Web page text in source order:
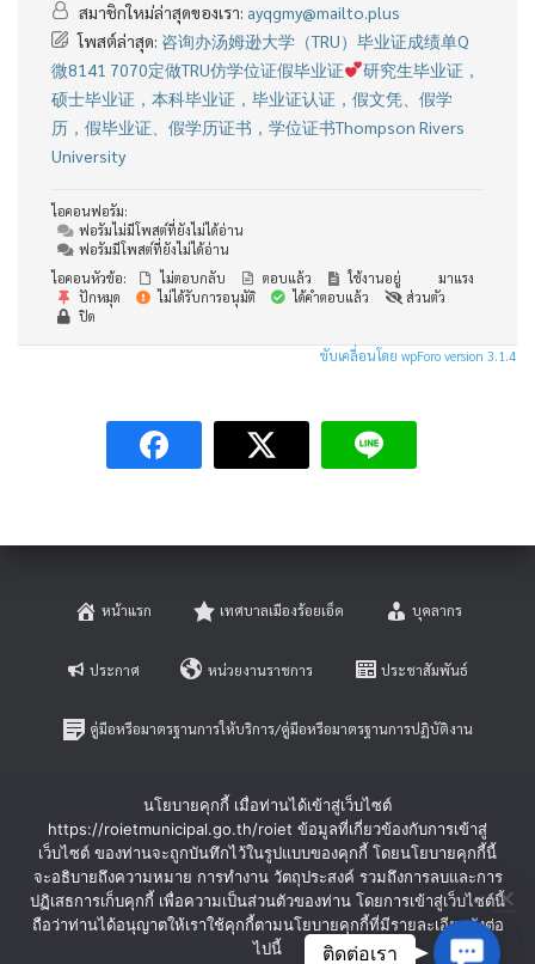
สมาชิกใหม่ล่าสุดของเรา: ayqgmy@mailto.plus
โพสต์ล่าสุด: 咨询办汤姆逊大学（TRU）毕业证成绩单Q
微8141 7070定做TRU仿学位证假毕业证
研究生毕业证，
硕士毕业证，本科毕业证，毕业证认证，假文凭、假学
历，假毕业证、假学历证书，学位证书Thompson Rivers
University
ไอคอนฟอรัม:
ฟอรัมไม่มีโพสต์ที่ยังไม่ได้อ่าน
ฟอรัมมีโพสต์ที่ยังไม่ได้อ่าน
ไอคอนหัวข้อ:
ไม่ตอบกลับ ตอบแล้ว ใช้งานอยู่
มาแรง
ปักหมุด
ไม่ได้รับการอนุมัติ ได้คำตอบแล้ว
ส่วนตัว
ปิด
ขับเคลื่อนโดย wpForo version 3.1.4
หน้าแรก เทศบาลเมืองร้อยเอ็ด บุคลากร
ประกาศ หน่วยงานราชการ ประชาสัมพันธ์
คู่มือหรือมาตรฐานการให้บริการ/คู่มือหรือมาตรฐานการปฏิบัติงาน
หลักเกณฑ์การบริหารและพัฒนาทรัพยากรบุคคล
ร้องเรียนการทุจริตและประพฤติมิชอบ ร้องทุกข์-ร้องเรียน
นโยบายคุกกี้ เมื่อท่านได้เข้าสู่เว็บไซต์
https://roietmunicipal.go.th/roiet ข้อมูลที่เกี่ยวข้องกับการเข้าสู่
เว็บไซต์ ของท่านจะถูกบันทึกไว้ในรูปแบบของคุกกี้ โดยนโยบายคุกกี้นี้
จะอธิบายถึงความหมาย การทำงาน วัตถุประสงค์ รวมถึงการลบและการ
ปฏิเสธการเก็บคุกกี้ เพื่อความเป็นส่วนตัวของท่าน โดยการเข้าสู่เว็บไซต์นี้
ถือว่าท่านได้อนุญาตให้เราใช้คุกกี้ตามนโยบายคุกกี้ที่มีรายละเอียดดังต่อ
ไปนี้
C
ติดต่อเรา